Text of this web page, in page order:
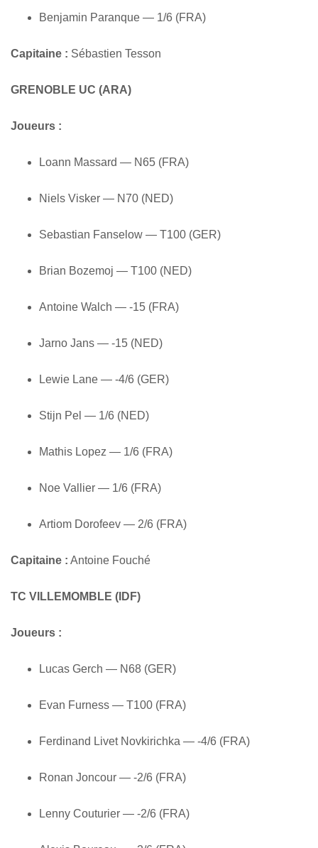
Benjamin Paranque — 1/6 (FRA)
Capitaine : Sébastien Tesson
GRENOBLE UC (ARA)
Joueurs :
Loann Massard — N65 (FRA)
Niels Visker — N70 (NED)
Sebastian Fanselow — T100 (GER)
Brian Bozemoj — T100 (NED)
Antoine Walch — -15 (FRA)
Jarno Jans — -15 (NED)
Lewie Lane — -4/6 (GER)
Stijn Pel — 1/6 (NED)
Mathis Lopez — 1/6 (FRA)
Noe Vallier — 1/6 (FRA)
Artiom Dorofeev — 2/6 (FRA)
Capitaine : Antoine Fouché
TC VILLEMOMBLE (IDF)
Joueurs :
Lucas Gerch — N68 (GER)
Evan Furness — T100 (FRA)
Ferdinand Livet Novkirichka — -4/6 (FRA)
Ronan Joncour — -2/6 (FRA)
Lenny Couturier — -2/6 (FRA)